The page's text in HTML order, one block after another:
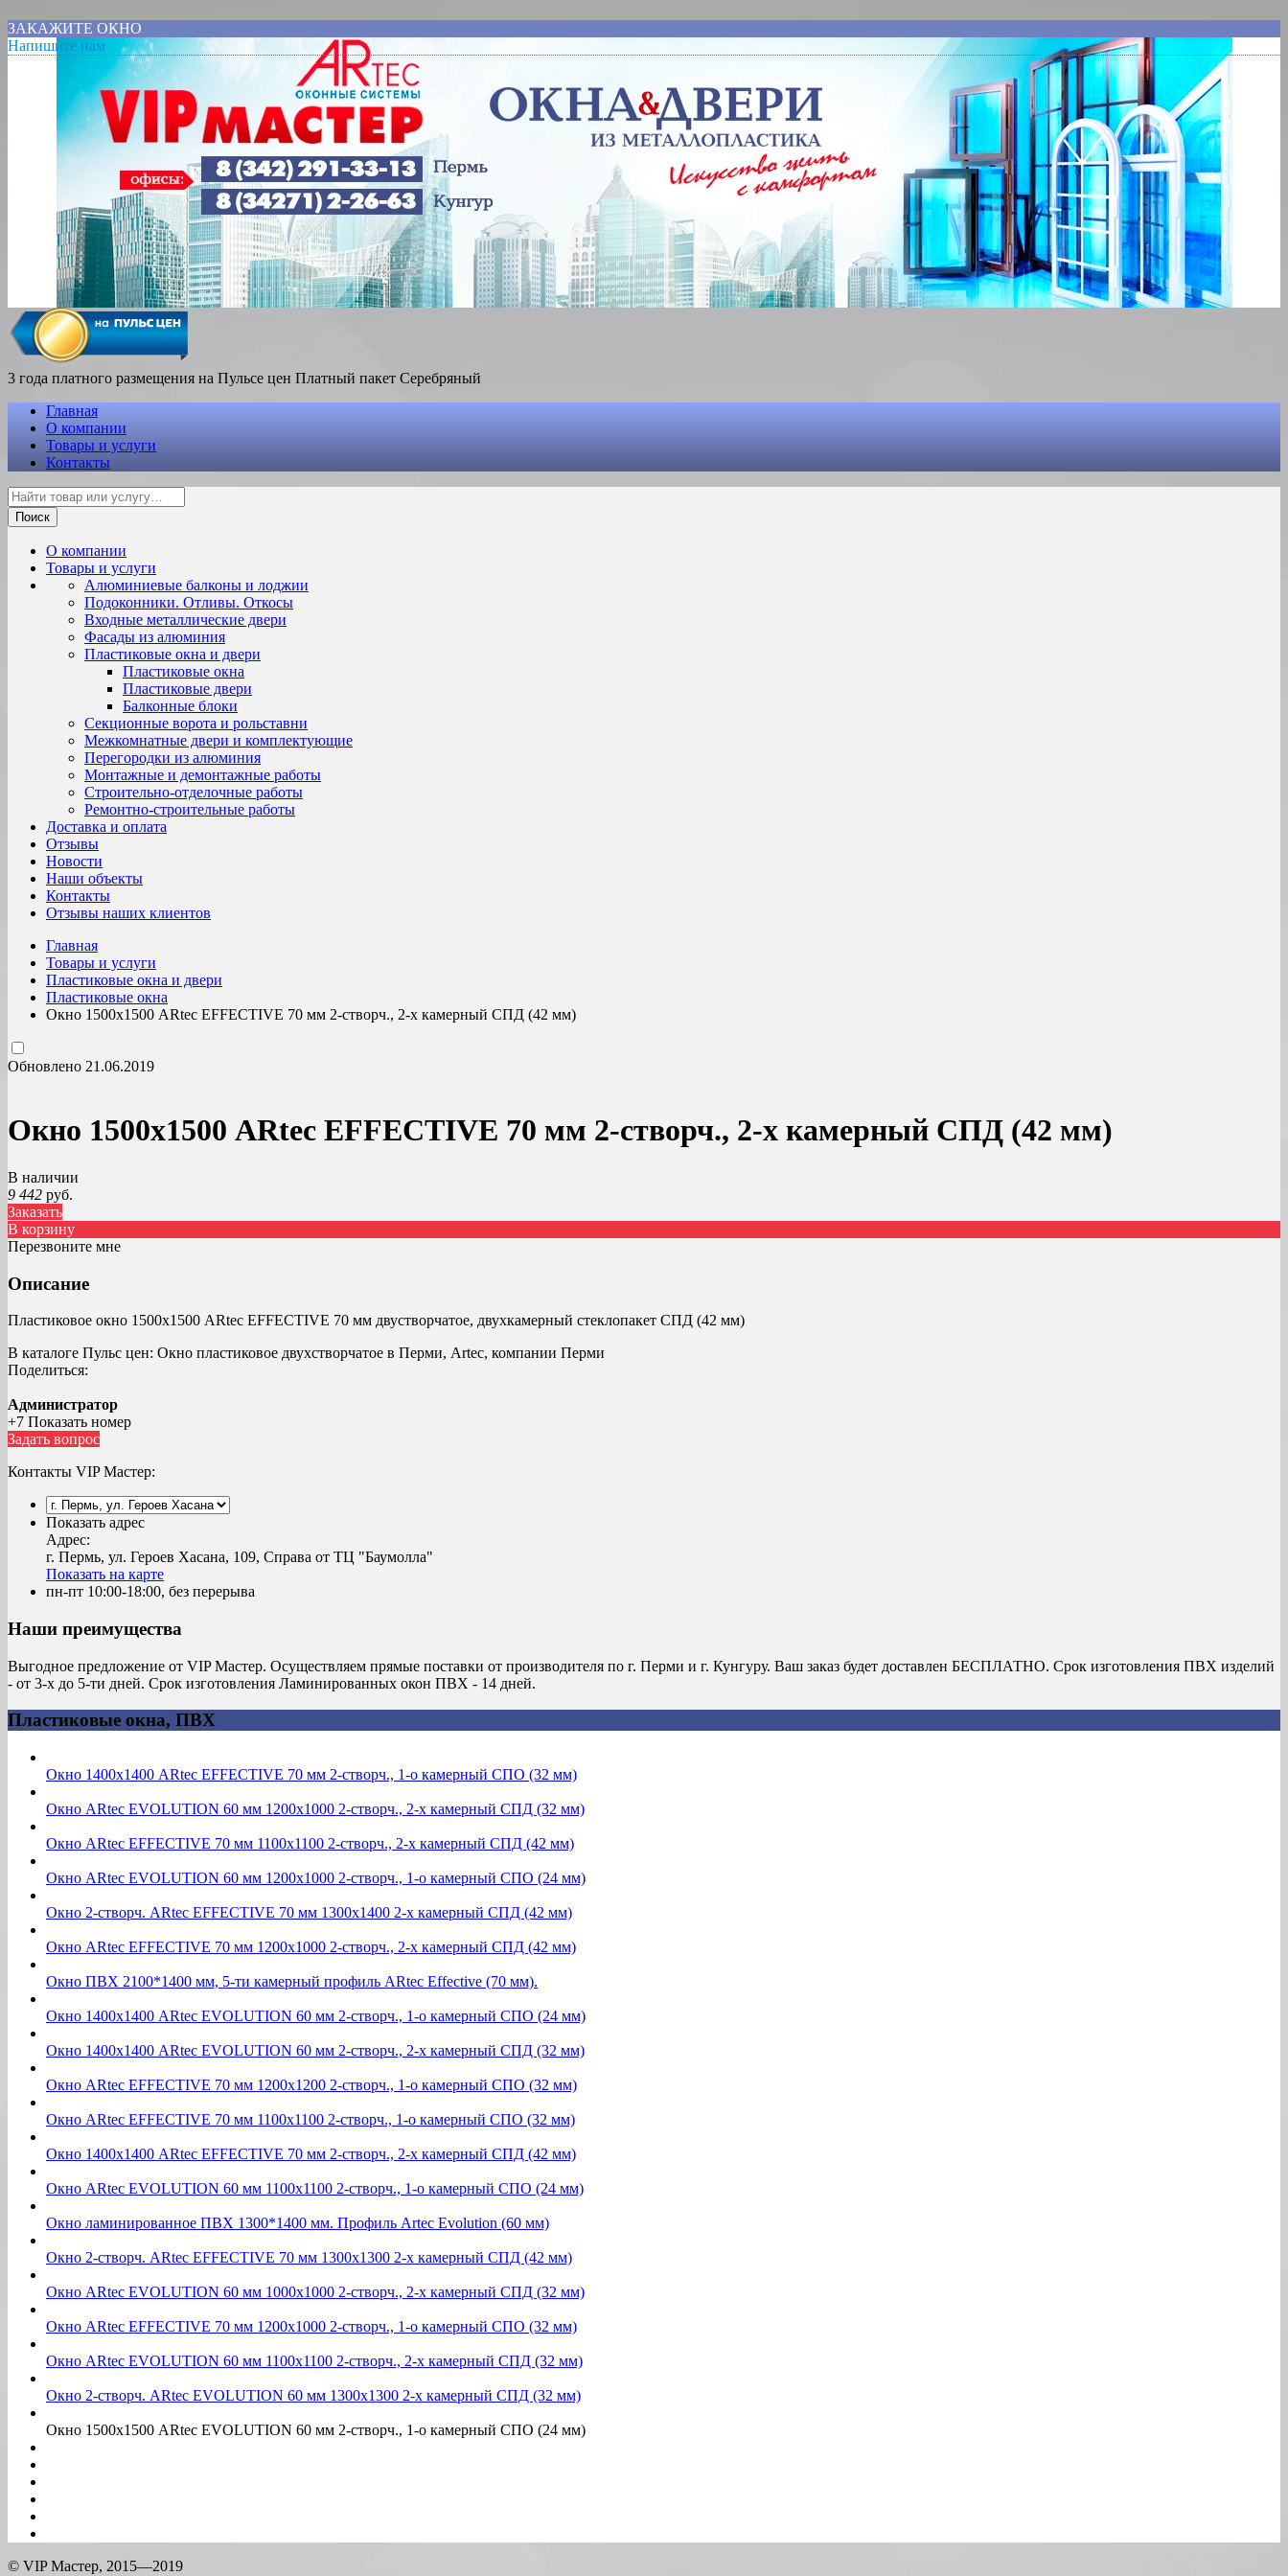
ЗАКАЖИТЕ ОКНО
Напишите нам
3 года платного размещения на Пульсе цен Платный пакет Серебряный
Главная
О компании
Товары и услуги
Контакты
Поиск
О компании
Товары и услуги
Алюминиевые балконы и лоджии
Подоконники. Отливы. Откосы
Входные металлические двери
Фасады из алюминия
Пластиковые окна и двери
Пластиковые окна
Пластиковые двери
Балконные блоки
Секционные ворота и рольставни
Межкомнатные двери и комплектующие
Перегородки из алюминия
Монтажные и демонтажные работы
Строительно-отделочные работы
Ремонтно-строительные работы
Доставка и оплата
Отзывы
Новости
Наши объекты
Контакты
Отзывы наших клиентов
Главная
Товары и услуги
Пластиковые окна и двери
Пластиковые окна
Окно 1500х1500 ARtec EFFECTIVE 70 мм 2-створч., 2-х камерный СПД (42 мм)
Обновлено 21.06.2019
Окно 1500х1500 ARtec EFFECTIVE 70 мм 2-створч., 2-х камерный СПД (42 мм)
В наличии
9 442 руб.
Заказать
В корзину
Перезвоните мне
Описание
Пластиковое окно 1500х1500 ARtec EFFECTIVE 70 мм двустворчатое, двухкамерный стеклопакет СПД (42 мм)
В каталоге Пульс цен: Окно пластиковое двухстворчатое в Перми, Artec, компании Перми
Поделиться:
Администратор
+7 Показать номер
Задать вопрос
Контакты VIP Мастер:
Показать адрес
Адрес:
г. Пермь, ул. Героев Хасана, 109, Справа от ТЦ "Баумолла"
Показать на карте
пн-пт 10:00-18:00, без перерыва
Наши преимущества
Выгодное предложение от VIP Мастер. Осуществляем прямые поставки от производителя по г. Перми и г. Кунгуру. Ваш заказ будет доставлен БЕСПЛАТНО. Срок изготовления ПВХ изделий
- от 3-х до 5-ти дней. Срок изготовления Ламинированных окон ПВХ - 14 дней.
Пластиковые окна, ПВХ
Окно 1400х1400 ARtec EFFECTIVE 70 мм 2-створч., 1-о камерный СПО (32 мм)
Окно ARtec EVOLUTION 60 мм 1200х1000 2-створч., 2-х камерный СПД (32 мм)
Окно ARtec EFFECTIVE 70 мм 1100х1100 2-створч., 2-х камерный СПД (42 мм)
Окно ARtec EVOLUTION 60 мм 1200х1000 2-створч., 1-о камерный СПО (24 мм)
Окно 2-створч. ARtec EFFECTIVE 70 мм 1300х1400 2-х камерный СПД (42 мм)
Окно ARtec EFFECTIVE 70 мм 1200х1000 2-створч., 2-х камерный СПД (42 мм)
Окно ПВХ 2100*1400 мм, 5-ти камерный профиль ARtec Effective (70 мм).
Окно 1400х1400 ARtec EVOLUTION 60 мм 2-створч., 1-о камерный СПО (24 мм)
Окно 1400х1400 ARtec EVOLUTION 60 мм 2-створч., 2-х камерный СПД (32 мм)
Окно ARtec EFFECTIVE 70 мм 1200х1200 2-створч., 1-о камерный СПО (32 мм)
Окно ARtec EFFECTIVE 70 мм 1100х1100 2-створч., 1-о камерный СПО (32 мм)
Окно 1400х1400 ARtec EFFECTIVE 70 мм 2-створч., 2-х камерный СПД (42 мм)
Окно ARtec EVOLUTION 60 мм 1100х1100 2-створч., 1-о камерный СПО (24 мм)
Окно ламинированное ПВХ 1300*1400 мм. Профиль Artec Evolution (60 мм)
Окно 2-створч. ARtec EFFECTIVE 70 мм 1300х1300 2-х камерный СПД (42 мм)
Окно ARtec EVOLUTION 60 мм 1000х1000 2-створч., 2-х камерный СПД (32 мм)
Окно ARtec EFFECTIVE 70 мм 1200х1000 2-створч., 1-о камерный СПО (32 мм)
Окно ARtec EVOLUTION 60 мм 1100х1100 2-створч., 2-х камерный СПД (32 мм)
Окно 2-створч. ARtec EVOLUTION 60 мм 1300х1300 2-х камерный СПД (32 мм)
Окно 1500х1500 ARtec EVOLUTION 60 мм 2-створч., 1-о камерный СПО (24 мм)
© VIP Мастер, 2015—2019